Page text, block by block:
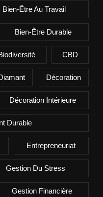
Bien-Être Au Travail
Bien-Être Durable
CBD
Décoration
Décoration Intérieure
Durable
Entrepreneuriat
Gestion Du Stress
Gestion Financière